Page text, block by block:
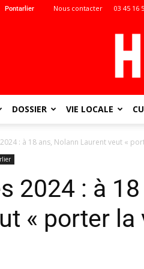
Pontarlier Nous contacter 03 45 16
DOSSIER VIE LOCALE
: à 18 ans, Nolann Laurent veut «
2024 : à
« porter la